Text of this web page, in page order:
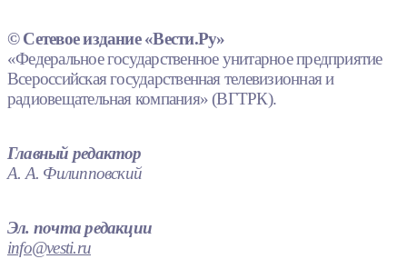
© Сетевое издание «Вести.Ру»
«Федеральное государственное унитарное предприятие
Всероссийская государственная телевизионная и
радиовещательная компания» (ВГТРК).
Главный редактор
А. А. Филипповский
Эл. почта редакции
info@vesti.ru